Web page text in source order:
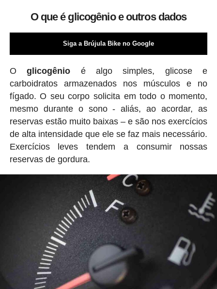
O que é glicogênio e outros dados
Siga a Brújula Bike no Google
Oglicogênio é algo simples, glicose e
carboidratos armazenados nos músculos e no
fígado. O seu corpo solicita em todo o momento,
mesmo durante o sono - aliás, ao acordar, as
reservas estão muito baixas – e são nos exercícios
de alta intensidade que ele se faz mais necessário.
Exercícios leves tendem a consumir nossas
reservas de gordura.